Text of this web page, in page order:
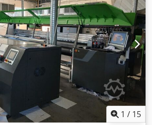
El modelo Sportsman EX 1618
versiones de 6, 8 y 10 colores, con un
de 41 x 46 cm (16" x 18"). El
EX 2020 está disponible en versiones
con un área máxima de impresión
x 20"). Credpfx Amjzcuzteysf
1 / 15